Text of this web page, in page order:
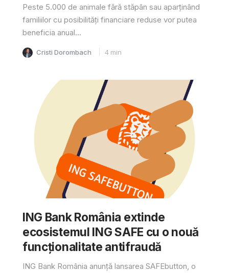
Peste 5.000 de animale fără stăpân sau aparținând
familiilor cu posibilități financiare reduse vor putea
beneficia anual...
Cristi Dorombach 4 min
ING Bank România extinde
ecosistemul ING SAFE cu o nouă
funcționalitate antifraudă
ING Bank România anunță lansarea SAFEbutton, o